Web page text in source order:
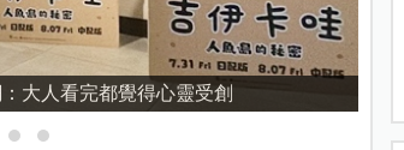
而是讀懂孩子的心理準備度